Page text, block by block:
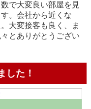
で大変良い部屋を見
。会社から近くな
大変接客も良く、ま
とありがとうござい
した！